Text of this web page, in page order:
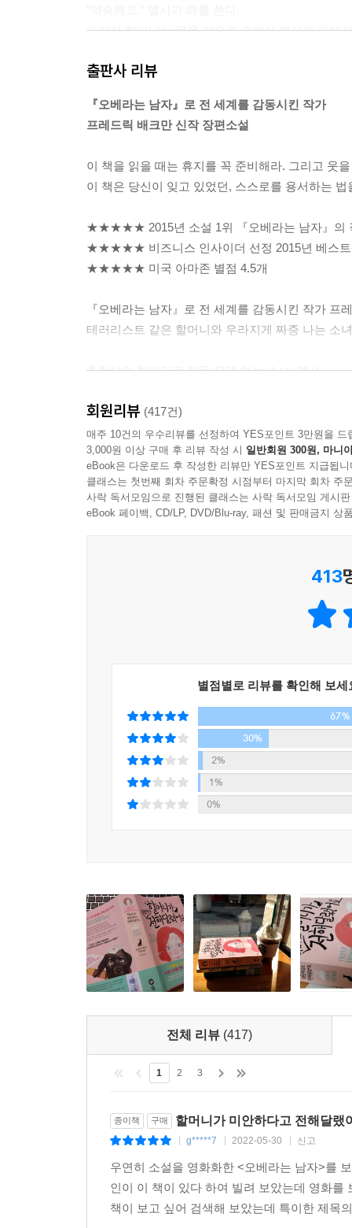
그러자 할머니는 몸을 앞으로 숙여서 엘사의 귀에
할머니는 늘 그렇게 말한다. 좋아질 거라고. 전부
할머니가 있다는 건 아군이 있는 것과 같다. 그게
실은 내가 틀렸을 때 특히.
장선생님이 “튀지 않는 법을 배워야 한다”고 할
다. ‘그러면 아이들이 너를 놀리는 게 재미없어질
엘사는 팔짱을 끼고 의자에 등을 기대고서 차창 밖
“돌보기 싫으면 아이를 낳지 말아야 하는 거 아니에
“나를 낳았을 때 네 할머니는 나이가 많았어. 아
고 봤거든. 그리고 할머니는 아이를 못 낳을 줄 아
“그럼 나도 우연히 낳은 아이겠네요.”
엄마는 입술을 앙다문다.
“누구도 네 아빠랑 내가 너를 원했던 것보다 뭔가
p.221
“나도 내가 완벽한 엄마가 아니라는 거 알아.”
둘이 하도 몸을 딱 붙이고 있어서 엄마의 눈물이
“나는 일을 너무 많이 해. 절대로 집에 있을 줄 몰
엘사는 그리핀도르 목도리로 두 사람의 코를 닦는
출판사 리뷰
『오베라는 남자』로 전 세계를 감동시킨 작가
프레드릭 배크만 신작 장편소설
이 책을 읽을 때는 휴지를 꼭 준비해라. 그리고 웃
이 책은 당신이 잊고 있었던, 스스로를 용서하는
★★★★★ 2015년 소설 1위 『오베라는 남자』의
★★★★★ 비즈니스 인사이더 선정 2015년 베스트
★★★★★ 미국 아마존 별점 4.5개
『오베라는 남자』로 전 세계를 감동시킨 작가 프
테러리스트 같은 할머니와 우라지게 짜증 나는 소
촌철살인 한마디로 뒷목 잡게 하는 소녀, 엘사.
누구든 미치게 만드는 초능력을 가진 슈퍼 히어로,
어느 날, 엘사의 하나뿐인 든든한 지원군 할머니가
‘평범한’ 아파트에 사는 ‘대체로 평범한’ 주민들에
그 편지를 받고 나서부터 시작되는 마법 같은 기적!
“사랑한다. 우라지게 사랑한다!”
『오베라는 남자』의 작가 프레드릭 배크만의 신
미안하다고 전해달랬어요』는 할머니와 엄마
『오베라는 남자』에서 59세 남자 오베를 통해
에서는 일곱 살 소녀 엘사의 눈을 통해 케케묵은
“뭐든 다 완벽할 필요는 없어요, 엄마.”
둘이 하도 몸을 딱 붙이고 있어서 엄마의 눈물이
“나는 일을 너무 많이 해. 절대로 집에 있을 줄 몰랐
그렇게 화가 났었는데 지금은 내가 똑같이 하고
엘사는 그리핀도르 목도리로 두 사람의 코를 닦는
프레드릭 배크만의 데뷔는 그야말로 드라마틱했
칼럼리스트에 불과했다. 블로그에 연재하던 소
매력적인 데뷔”라는 보도가 외신을 통해 퍼지
소설의 마지막에 가서는 울어버렸다”며 배크만의
가장 매력적인 데뷔이다. 당신은 웃고, 눈물짓고,
_『people』
따뜻하고, 재미있다. 거기에 견딜 수 없이 감동적
회원리뷰 (417건)
매주 10건의 우수리뷰를 선정하여 YES포인트 3만원을 드
3,000원 이상 구매 후 리뷰 작성 시 일반회원 300원, 마니
eBook은 다운로드 후 작성한 리뷰만 YES포인트 지급됩니
클래스는 첫번째 회차 주문확정 시점부터 마지막 회차 주
사락 독서모임으로 진행된 클래스는 사락 독서모임 게시
eBook 페이백, CD/LP, DVD/Blu-ray, 패션 및 판매금지 상
413
별점별로 리뷰를 확인해 보세
67%
30%
2%
1%
0%
전체 리뷰 (417)
1 2 3
종이책 구매 할머니가 미안하다고 전해달랬
g*****7 2022-05-30 신고
우연히 소설을 영화화한 <오베라는 남자>를
인이 이 책이 있다 하여 빌려 보았는데 영화
책이 보고 싶어 검색해 보았는데 특이한 제목